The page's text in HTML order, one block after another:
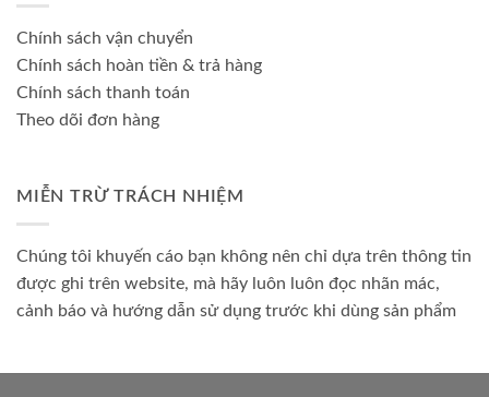
Chính sách vận chuyển
Chính sách hoàn tiền & trả hàng
Chính sách thanh toán
Theo dõi đơn hàng
MIỄN TRỪ TRÁCH NHIỆM
Chúng tôi khuyến cáo bạn không nên chỉ dựa trên thông tin
được ghi trên website, mà hãy luôn luôn đọc nhãn mác,
cảnh báo và hướng dẫn sử dụng trước khi dùng sản phẩm